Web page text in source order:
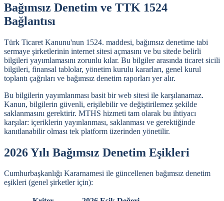
Bağımsız Denetim ve TTK 1524
Bağlantısı
Türk Ticaret Kanunu'nun 1524. maddesi, bağımsız denetime tabi
sermaye şirketlerinin internet sitesi açmasını ve bu sitede belirli
bilgileri yayımlamasını zorunlu kılar. Bu bilgiler arasında ticaret sicili
bilgileri, finansal tablolar, yönetim kurulu kararları, genel kurul
toplantı çağrıları ve bağımsız denetim raporları yer alır.
Bu bilgilerin yayımlanması basit bir web sitesi ile karşılanamaz.
Kanun, bilgilerin güvenli, erişilebilir ve değiştirilemez şekilde
saklanmasını gerektirir. MTHS hizmeti tam olarak bu ihtiyacı
karşılar: içeriklerin yayınlanması, saklanması ve gerektiğinde
kanıtlanabilir olması tek platform üzerinden yönetilir.
2026 Yılı Bağımsız Denetim Eşikleri
Cumhurbaşkanlığı Kararnamesi ile güncellenen bağımsız denetim
eşikleri (genel şirketler için):